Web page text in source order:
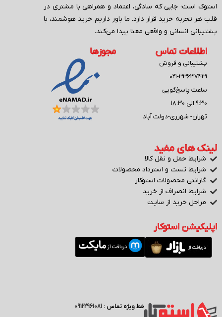
استوک است؛ جایی که سادگی، اعتماد و همراهی با مشتری در
قلب هر تجربه خرید قرار دارد. ما باور داریم خرید هوشمند، با
پشتیبانی انسانی و واقعی معنا پیدا می‌کند.
اطلاعات تماس
پشتیبانی و فروش
۰۲۱-33637431
ساعت پاسخ‌گویی
۹:۳۰ الی ۱۸:۳۰
تهران- شهرری-دولت آباد
مجوزها
لینک های مفید
شرایط حمل و نقل کالا
شرایط تست و استرداد محصولات
گارانتی محصولات استوکار
شرایط انصراف از خرید
مراحل خرید از سایت
اپلیکیشن استوکار
خط ویژه تماس : 09122961081